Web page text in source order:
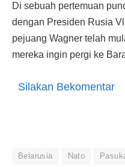
Di sebuah pertemuan
dengan Presiden Rusia
pejuang Wagner telah
mereka ingin pergi ke
Silakan Bekomentar
Belarusia Nato